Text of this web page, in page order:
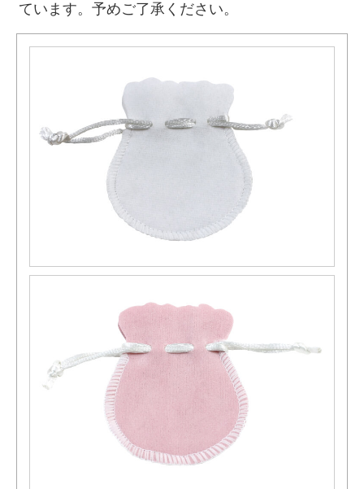
ています。予めご了承ください。